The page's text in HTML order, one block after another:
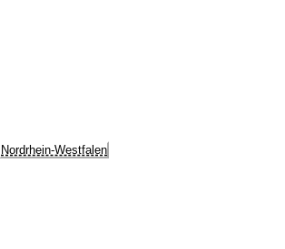
Nordrhein-Westfalen